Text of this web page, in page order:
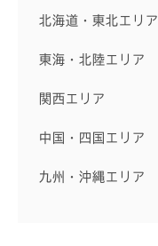
北海道・東北エリア
東海・北陸エリア
関西エリア
中国・四国エリア
九州・沖縄エリア